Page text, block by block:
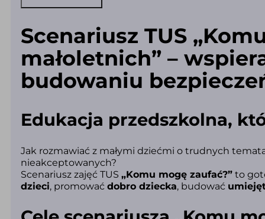
ochrony
małoletnich"
(oferta)
Scenariusz TUS
małoletnich” –
budowaniu
Edukacja przedszkolna,
Jak rozmawiać z małymi dziećmi o trudnych
nieakceptowanych?
Scenariusz zajęć TUS„Komu mogę zaufać?” to
dzieci, promowaćdobro dziecka, budować